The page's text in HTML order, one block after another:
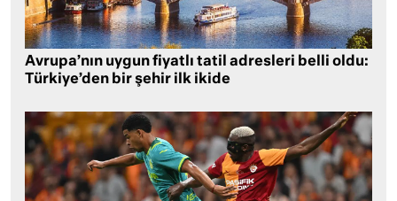
Avrupa’nın uygun fiyatlı tatil adresleri belli oldu:
Türkiye’den bir şehir ilk ikide